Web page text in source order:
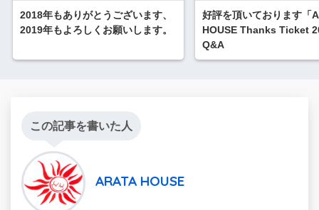
2018年もありがとうございます、
2019年もよろしくお願いします。
好評を頂いております「
HOUSE Thanks Ticket
Q&A
この記事を書いた人
ARATA HOUSE